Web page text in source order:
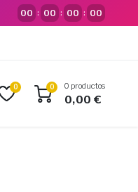
00 : 00 : 00 : 00
0 0 0 productos
0,00€